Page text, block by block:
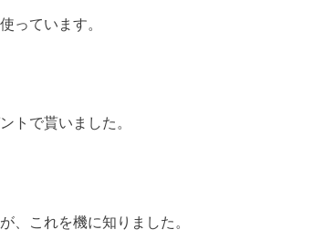
っています。
トで貰いました。
、これを機に知りました。